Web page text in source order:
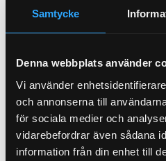
Samtycke
Denna webbplats använder
Vi använder
och annonserna till
för sociala medier och
vidarebefordrar även sådana
information från din enhet till
Hyttfilter 21-0620391